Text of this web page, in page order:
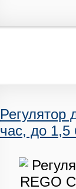
Регулятор
час, до 1,5